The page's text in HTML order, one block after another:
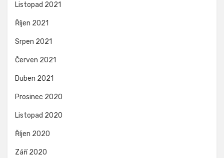
Listopad 2021
Říjen 2021
Srpen 2021
Červen 2021
Duben 2021
Prosinec 2020
Listopad 2020
Říjen 2020
Září 2020